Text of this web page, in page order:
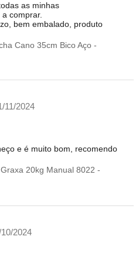
as minhas
comprar.
bem embalado, produto
Cano 35cm Bico Aço -
11/2024
e é muito bom, recomendo
20kg Manual 8022 -
10/2024